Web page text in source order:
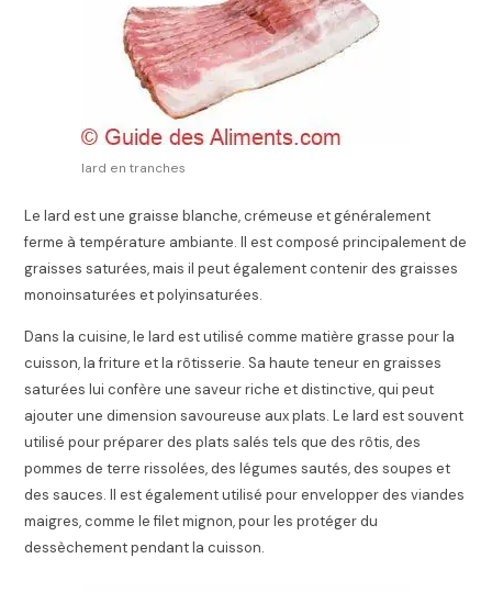
lard en tranches
Le lard est une graisse blanche, crémeuse et généralement
ferme à température ambiante. Il est composé principalement de
graisses saturées, mais il peut également contenir des graisses
monoinsaturées et polyinsaturées.
Dans la cuisine, le lard est utilisé comme matière grasse pour la
cuisson, la friture et la rôtisserie. Sa haute teneur en graisses
saturées lui confère une saveur riche et distinctive, qui peut
ajouter une dimension savoureuse aux plats. Le lard est souvent
utilisé pour préparer des plats salés tels que des rôtis, des
pommes de terre rissolées, des légumes sautés, des soupes et
des sauces. Il est également utilisé pour envelopper des viandes
maigres, comme le filet mignon, pour les protéger du
dessèchement pendant la cuisson.